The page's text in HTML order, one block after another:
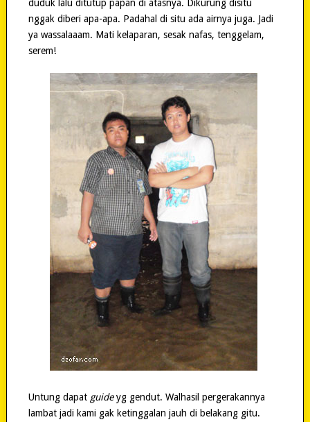
duduk lalu ditutup papan di atasnya. Dikurung disitu
nggak diberi apa-apa. Padahal di situ ada airnya juga. Jadi
ya wassalaaam. Mati kelaparan, sesak nafas, tenggelam,
serem!
Untung dapat guideyg gendut. Walhasil pergerakannya
lambat jadi kami gak ketinggalan jauh di belakang gitu.